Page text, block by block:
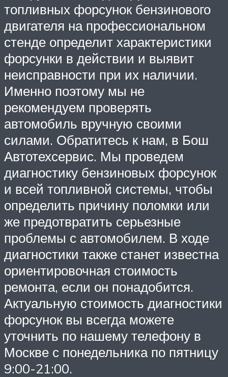
топливных форсунок бензинового
двигателя на профессиональном
стенде определит характеристики
форсунки в действии и выявит
неисправности при их наличии.
Именно поэтому мы не
рекомендуем проверять
автомобиль вручную своими
силами. Обратитесь к нам, в Бош
Автотехсервис. Мы проведем
диагностику бензиновых форсунок
и всей топливной системы, чтобы
определить причину поломки или
же предотвратить серьезные
проблемы с автомобилем. В ходе
диагностики также станет известна
ориентировочная стоимость
ремонта, если он понадобится.
Актуальную стоимость диагностики
форсунок вы всегда можете
уточнить по нашему телефону в
Москве с понедельника по пятницу
9:00-21:00.